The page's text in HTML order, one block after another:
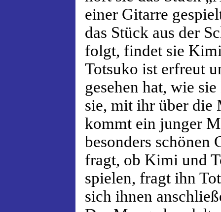
einer Gitarre
das Stück aus der
folgt, findet sie
Totsuko ist erfreut
gesehen hat, wie
sie, mit ihr über die
kommt ein junger
besonders schönen
fragt, ob Kimi und
spielen, fragt ihn
sich ihnen